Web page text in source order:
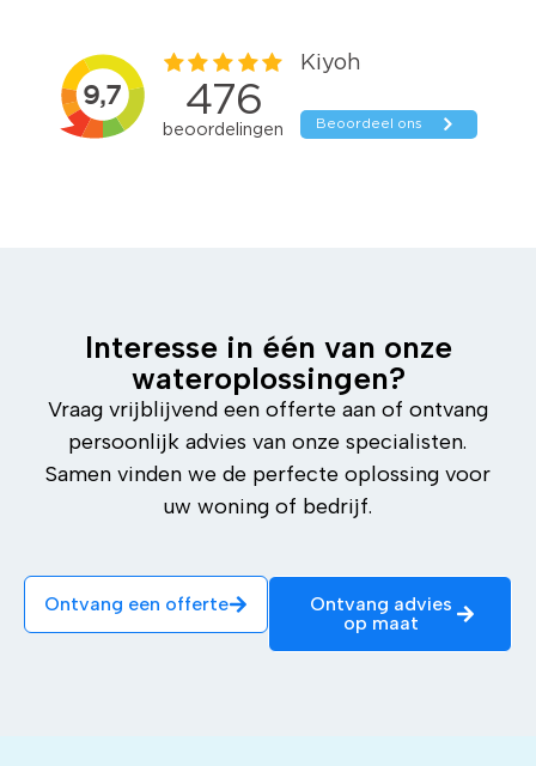
Interesse in één van onze
wateroplossingen?
Vraag vrijblijvend een offerte aan of ontvang
persoonlijk advies van onze specialisten.
Samen vinden we de perfecte oplossing voor
uw woning of bedrijf.
Ontvang een offerte
Ontvang advies
op maat